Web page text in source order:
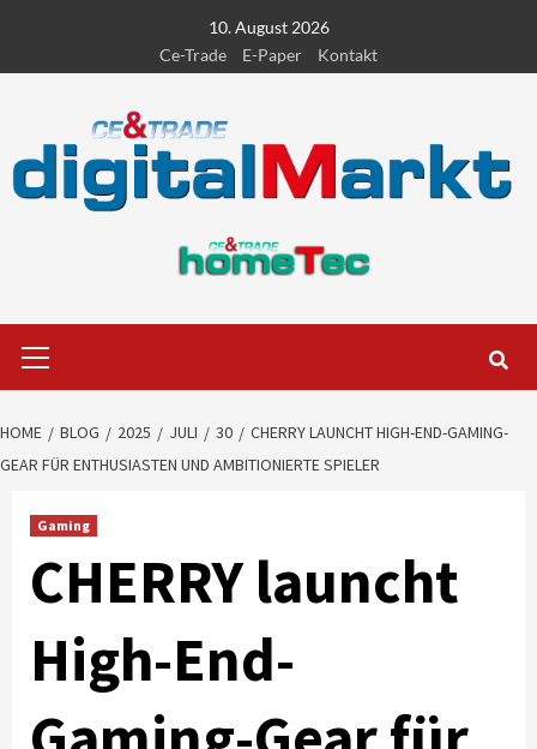
content
10. August 2026
Ce-Trade
E-Paper Kontakt
Menu
HOME BLOG 2025 JULI 30
CHERRY LAUNCHT HIGH-END-GAMING-
GEAR FÜR ENTHUSIASTEN UND AMBITIONIERTE SPIELER
Gaming
CHERRY launcht
High-End-